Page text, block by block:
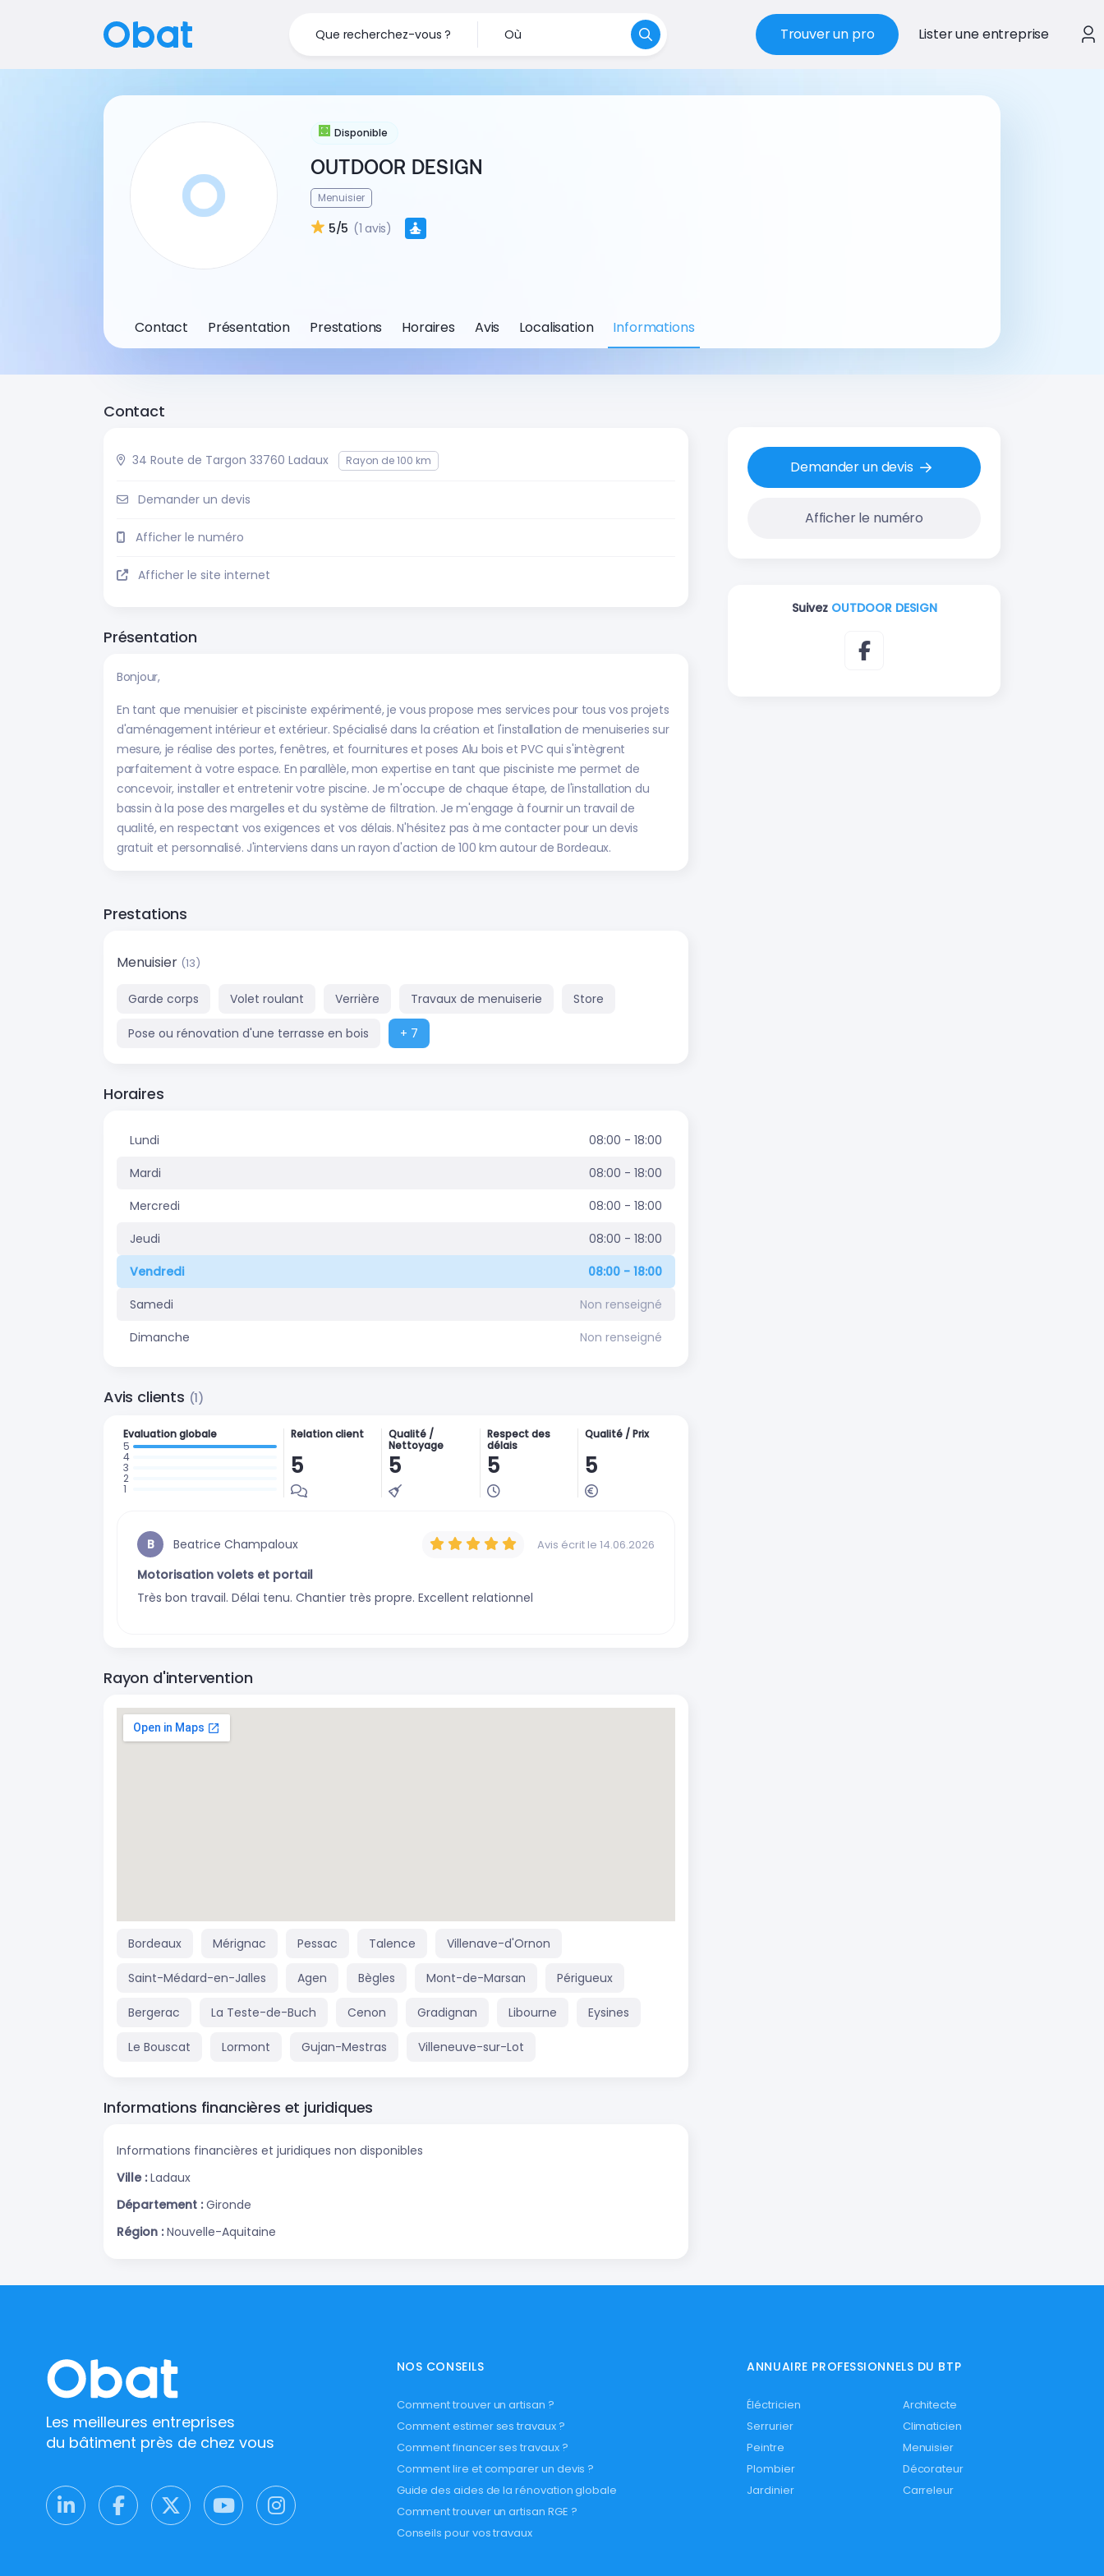
Que recherchez-vous ? Où Trouver un pro Lister une entreprise
Disponible
OUTDOOR DESIGN
Menuisier
5/5 (1 avis)
Contact Présentation Prestations Horaires Avis Localisation Informations
Contact
34 Route de Targon 33760 Ladaux Rayon de 100 km
Demander un devis
Afficher le numéro
Afficher le site internet
Présentation
Bonjour,
En tant que menuisier et pisciniste expérimenté, je vous propose mes services pour tous vos projets
d'aménagement intérieur et extérieur. Spécialisé dans la création et l'installation de menuiseries sur
mesure, je réalise des portes, fenêtres, et fournitures et poses Alu bois et PVC qui s'intègrent
parfaitement à votre espace. En parallèle, mon expertise en tant que pisciniste me permet de
concevoir, installer et entretenir votre piscine. Je m'occupe de chaque étape, de l'installation du
bassin à la pose des margelles et du système de filtration. Je m'engage à fournir un travail de
qualité, en respectant vos exigences et vos délais. N'hésitez pas à me contacter pour un devis
gratuit et personnalisé. J'interviens dans un rayon d'action de 100 km autour de Bordeaux.
Prestations
Menuisier (13)
Garde corps Volet roulant Verrière Travaux de menuiserie Store
Pose ou rénovation d'une terrasse en bois + 7
Horaires
Lundi
08:00 - 18:00
Mardi
08:00 - 18:00
Mercredi
08:00 - 18:00
Jeudi
08:00 - 18:00
Vendredi
08:00 - 18:00
Samedi
Non renseigné
Dimanche
Non renseigné
Avis clients (1)
Evaluation globale
avis
avis
Relation client
5
Qualité /
Nettoyage
5
Respect des
délais
5
Qualité / Prix
5
B Beatrice Champaloux Avis écrit le 14.06.2026
Motorisation volets et portail
Très bon travail. Délai tenu. Chantier très propre. Excellent relationnel
Rayon d'intervention
Bordeaux Mérignac Pessac Talence Villenave-d'Ornon
Saint-Médard-en-Jalles Agen Bègles Mont-de-Marsan Périgueux
Bergerac La Teste-de-Buch Cenon Gradignan Libourne Eysines
Le Bouscat Lormont Gujan-Mestras Villeneuve-sur-Lot
Informations financières et juridiques
Informations financières et juridiques non disponibles
Ville : Ladaux
Département : Gironde
Région : Nouvelle-Aquitaine
Demander un devis
Afficher le numéro
Suivez OUTDOOR DESIGN
Les meilleures entreprises
du bâtiment près de chez vous
NOS CONSEILS
Comment trouver un artisan ?
Comment estimer ses travaux ?
Comment financer ses travaux ?
Comment lire et comparer un devis ?
Guide des aides de la rénovation globale
Comment trouver un artisan RGE ?
Conseils pour vos travaux
ANNUAIRE PROFESSIONNELS DU BTP
Éléctricien
Architecte
Serrurier
Climaticien
Peintre
Menuisier
Plombier
Décorateur
Jardinier
Carreleur